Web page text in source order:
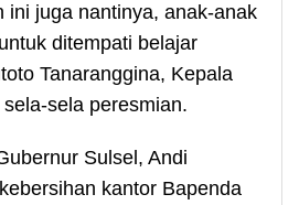
ini juga nantinya, anak-anak
ditempati belajar
Tanaranggina, Kepala
sela peresmian.
Sulsel, Andi
kantor Bapenda